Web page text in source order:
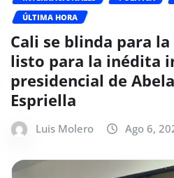
ÚLTIMA HORA
Cali se blinda para
listo para la inédita
presidencial de
Espriella
Luis Molero Ago 6,